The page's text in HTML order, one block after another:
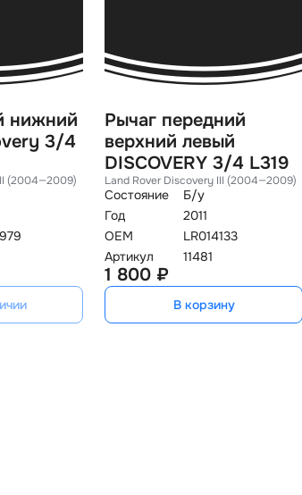
нижний
3/4
(2004—2009)
Рычаг передний
ерхний левый
DISCOVERY 3/4 L319
Land Rover Discovery III (2004—2009)
Состояние
Б/у
Год
2011
OEM
LR014133
Артикул
11481
1 800 ₽
В корзину